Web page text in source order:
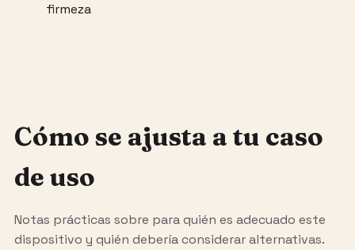
firmeza
Cómo se ajusta a tu caso
de uso
Notas prácticas sobre para quién es adecuado este
dispositivo y quién debería considerar alternativas.